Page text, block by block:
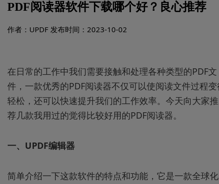
PDF阅读器软件下载哪个好？良心推荐
作者：UPDF 发布时间：2023-10-02
在日常的工作中我们需要接触和处理各种类型的PDF文
件，一款优秀的PDF阅读器不仅可以使阅读文件过程
轻松，还可以快速提升我们的工作效率。今天向大家推
荐几款我用过的觉得比较好用的PDF阅读器。
一、UPDF编辑器
简单介绍一下这款软件的特点和功能，它是一款全球化